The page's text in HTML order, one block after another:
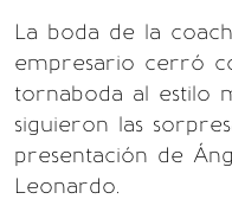
La boda de la
empresario cerró
tornaboda al estilo
siguieron las
presentación de
Leonardo.